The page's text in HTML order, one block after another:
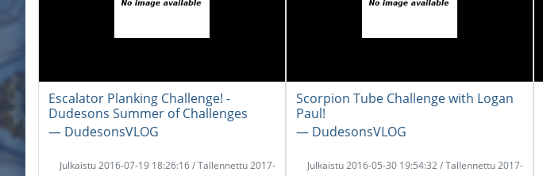
Escalator Planking Challenge! -
Dudesons Summer of Challenges
― DudesonsVLOG
Julkaistu 2016-07-19 18:26:16 / Tallennettu 2017-
Scorpion Tube Challenge with Logan
Paul!
― DudesonsVLOG
Julkaistu 2016-05-30 19:54:32 / Tallennettu 2017-